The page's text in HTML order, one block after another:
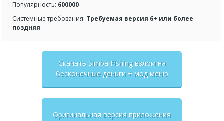
Популярность: 600000
Системные требования: Требуемая версия 6+ или более
поздняя
Скачать Simba Fishing взлом на
бесконечные деньги + мод меню
Оригинальная версия приложения